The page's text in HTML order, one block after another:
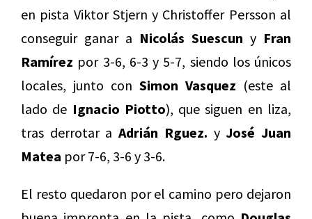
en pista Viktor Stjern y Christoffer Persson al
conseguir ganar a Nicolás Suescun y Fran
Ramírez por 3-6, 6-3 y 5-7, siendo los únicos
locales, junto con Simon Vasquez (este al
lado de Ignacio Piotto), que siguen en liza,
tras derrotar aAdrián Rguez. yJosé Juan
Matea por 7-6, 3-6 y 3-6.
El resto quedaron por el camino pero dejaron